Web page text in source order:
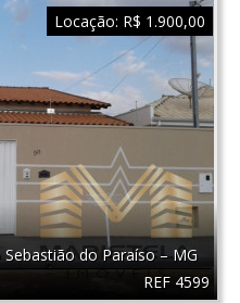
REF 4599
Sebastião do Paraíso–MG
Locação: R$ 1.900,00